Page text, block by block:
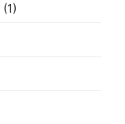
(1)